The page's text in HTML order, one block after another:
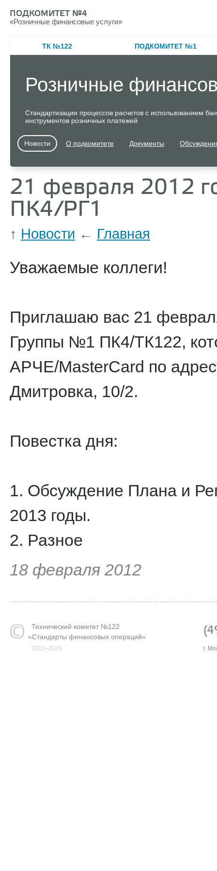
ПОДКОМИТЕТ №4
«Розничные финансовые услуги»
ТК №122 ПОДКОМИТЕТ №1
Розничные
Стандартизация процессов расчетов с использованием
инструментов розничных платежей
Новости О подкомитете Документы
21 февраля 2012
ПК4/РГ1
↑ Новости ← Главная
Уважаемые коллеги!
Приглашаю вас 21
Группы №1 ПК4/ТК122,
АРЧЕ/MasterCard по
Дмитровка, 10/2.
Повестка дня:
1. Обсуждение Плана и
2013 годы.
2. Разное
18 февраля 2012
Технический комитет №122
«Стандарты финансовых операций»
2010–2026 г.